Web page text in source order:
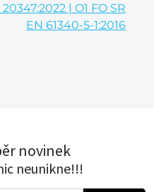
| O1 FO SR
EN 61340-5-1:2016
novinek
neunikne!!!